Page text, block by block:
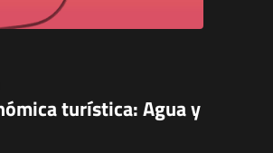
turística: Agua y